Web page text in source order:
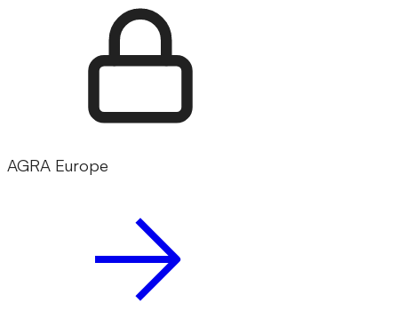
AGRA Europe